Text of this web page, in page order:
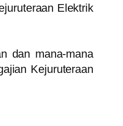
Elektrik
dan mana-mana
Kejuruteraan